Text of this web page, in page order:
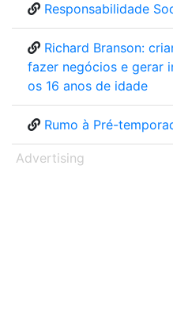
Responsabilidade
Richard Branson:
fazer negócios e gerar
os 16 anos de idade
Rumo à Pré-
Advertising